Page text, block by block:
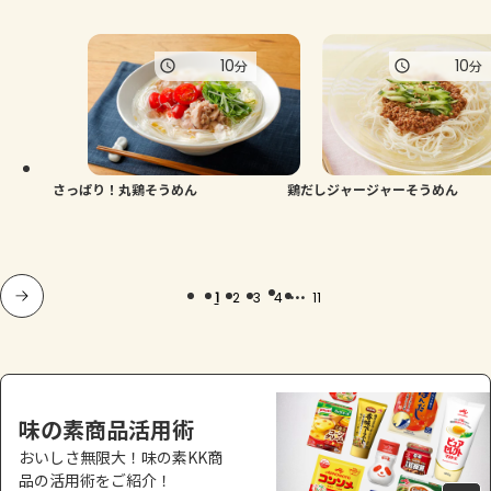
さっぱり！丸鶏そうめん
10分
鶏だしジャージャーそうめん
10分
1 2 3 4 ... 11
味の素商品活用術
おいしさ無限大！味の素KK商
品の活用術をご紹介！